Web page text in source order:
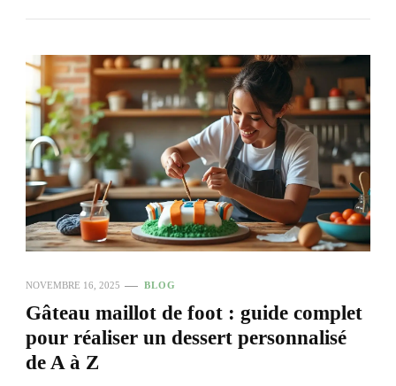
NOVEMBRE 16, 2025 BLOG
Gâteau maillot de foot : guide complet
pour réaliser un dessert personnalisé
de A à Z